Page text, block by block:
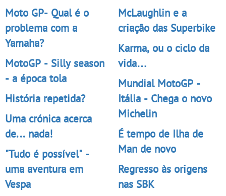
Moto GP- Qual é o
problema com a
Yamaha?
MotoGP - Silly season
- a época tola
História repetida?
Uma crónica acerca
de... nada!
"Tudo é possível" -
uma aventura em
Vespa
McLaughlin e a
criação das Superbike
Karma, ou o ciclo da
vida…
Mundial MotoGP -
Itália - Chega o novo
Michelin
É tempo de Ilha de
Man de novo
Regresso às origens
nas SBK